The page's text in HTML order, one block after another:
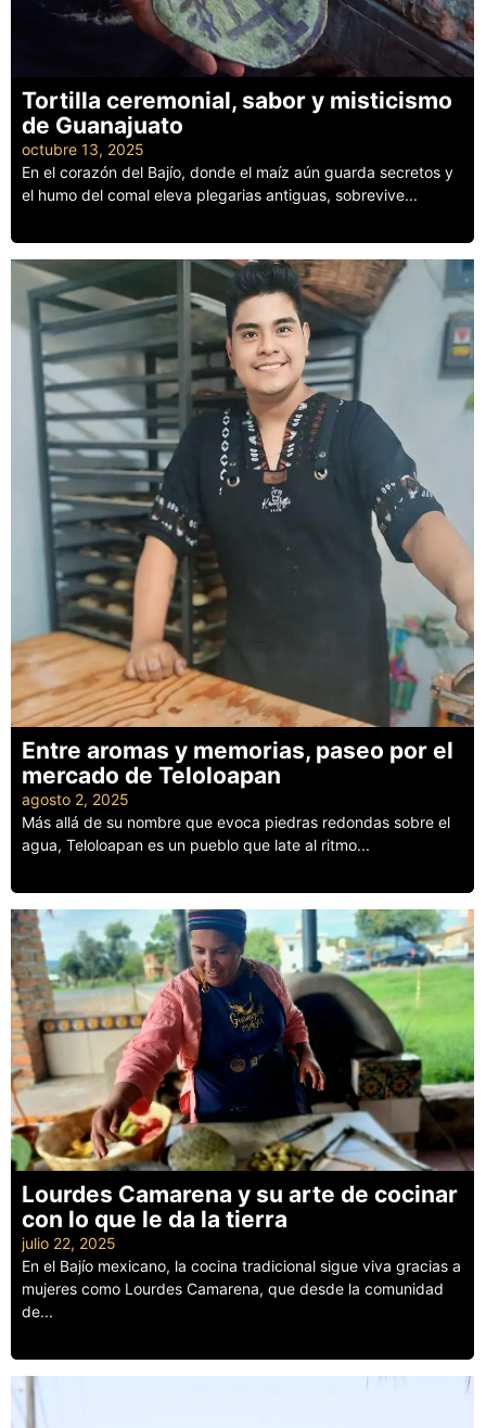
Tortilla ceremonial, sabor y misticismo
de Guanajuato
octubre 13, 2025
En el corazón del Bajío, donde el maíz aún guarda secretos y
el humo del comal eleva plegarias antiguas, sobrevive...
Entre aromas y memorias, paseo por el
mercado de Teloloapan
agosto 2, 2025
Más allá de su nombre que evoca piedras redondas sobre el
agua, Teloloapan es un pueblo que late al ritmo...
Lourdes Camarena y su arte de cocinar
con lo que le da la tierra
julio 22, 2025
En el Bajío mexicano, la cocina tradicional sigue viva gracias a
mujeres como Lourdes Camarena, que desde la comunidad
de...